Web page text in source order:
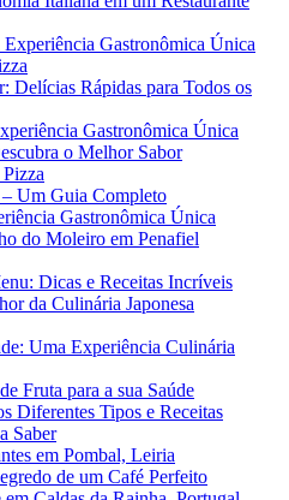
Gastronômica Única
Delícias Rápidas para Todos os
Gastronômica Única
o Melhor Sabor
Um Guia Completo
Gastronômica Única
do Moleiro em Penafiel
Dicas e Receitas Incríveis
da Culinária Japonesa
Uma Experiência Culinária
Fruta para a sua Saúde
Diferentes Tipos e Receitas
Saber
em Pombal, Leiria
de um Café Perfeito